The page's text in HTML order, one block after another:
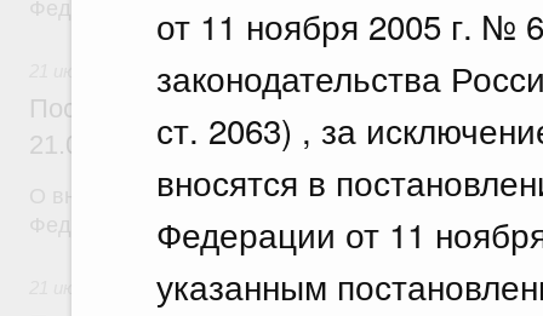
от 11 ноября 2005 г. №
законодательства
ст. 2063) , за
вносятся в
Федерации от 11
указанным
Постановление Правительства
21.07.2026 г. № 916
О внесении изменений в постановление
Федерации от 25 ноября 2025 г. № 1880